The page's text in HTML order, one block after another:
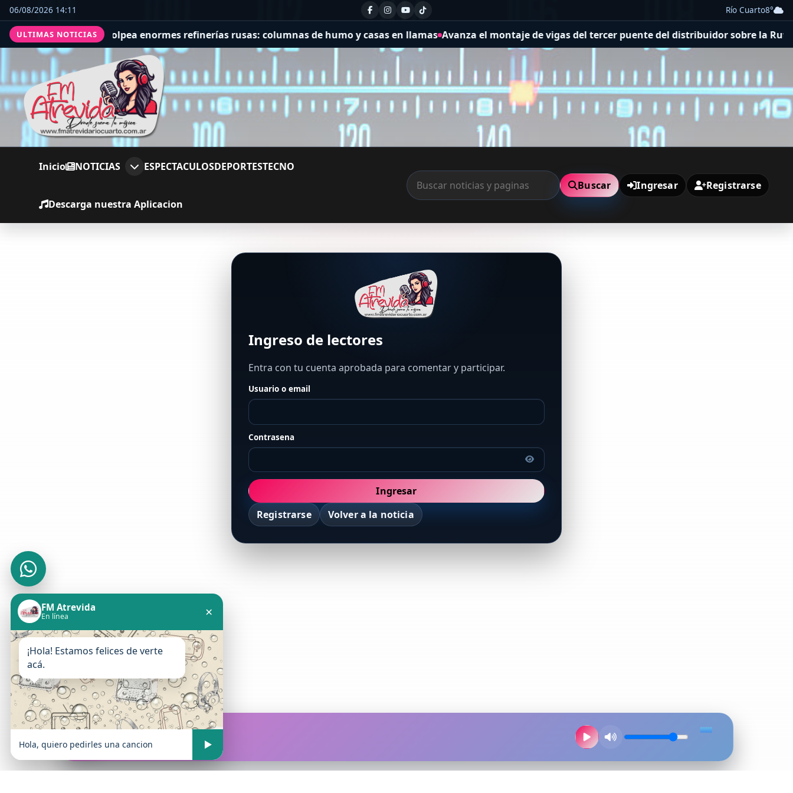
06/08/2026 14:11 Río Cuarto8°
ULTIMAS NOTICIAS
Ucrania golpea enormes refinerías rusas: columnas de humo y casas en llamas Avanza el montaje de vigas del tercer puente del distribuidor sobre la Ruta
Inicio NOTICIAS ESPECTACULOSDEPORTESTECNO
Descarga nuestra Aplicacion
Buscar Ingresar Registrarse
Ingreso de lectores
Entra con tu cuenta aprobada para comentar y participar.
Usuario o email
Contrasena
Ingresar
Registrarse
Volver a la noticia
FM Atrevida
En vivo
FM Atrevida
En línea ×
¡Hola! Estamos felices de verte
acá.